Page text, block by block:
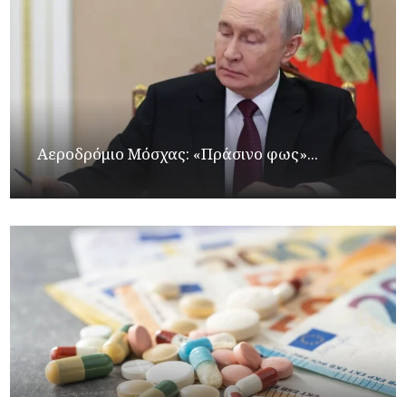
Αεροδρόμιο Μόσχας: «Πράσινο φως»...